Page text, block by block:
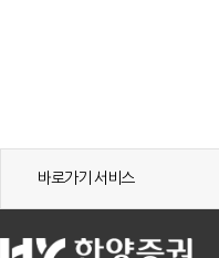
바로가기 서비스